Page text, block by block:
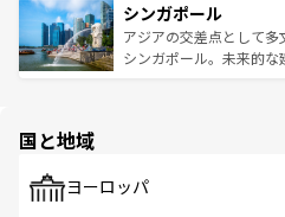
参照してほしい。
激する。気候は一年中温
が待っている。親しみ
た文化、そして多様な
み、どこを訪れても感動
ており、効率よく見ど
うな絶景から文化的な
シンガポール
アジアの交差点として
シンガポール。未来的
で、ホーカーズは地元の
国と地域
ヨーロッパ